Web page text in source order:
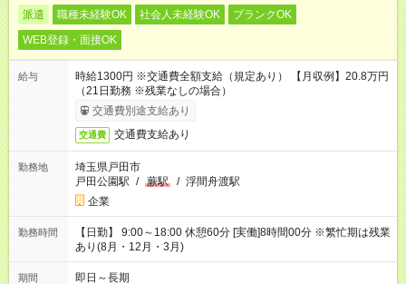
派遣 職種未経験OK 社会人未経験OK
ブランクOK
WEB登録・面接OK
給与
時給1300円 ※交通費全額支給（規定あり） 【月収例】20.8万円
（21日勤務 ※残業なしの場合）
交通費別途支給あり
交通費 交通費支給あり
勤務地
埼玉県戸田市
戸田公園駅 / 蕨駅 / 浮間舟渡駅
企業
勤務時間
【日勤】 9:00～18:00 休憩60分 [実働]8時間00分 ※繁忙期は残業
あり(8月・12月・3月)
期間 即日～長期